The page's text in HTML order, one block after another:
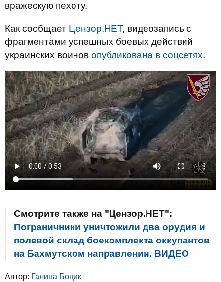
вражескую пехоту.
Как сообщает Цензор.НЕТ, видеозапись с
фрагментами успешных боевых действий
украинских воинов опубликована в соцсетях.
Смотрите также на "Цензор.НЕТ":
Пограничники уничтожили два орудия и
полевой склад боекомплекта оккупантов
на Бахмутском направлении. ВИДЕО
Автор: Галина Боцик